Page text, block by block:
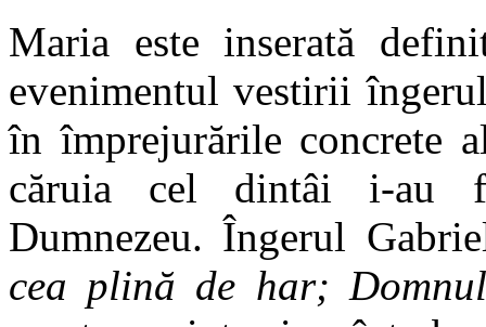
Maria este inserată
evenimentul vestirii
în împrejurările concrete
căruia cel dintâi i-au
Dumnezeu. Îngerul
cea plină de har;